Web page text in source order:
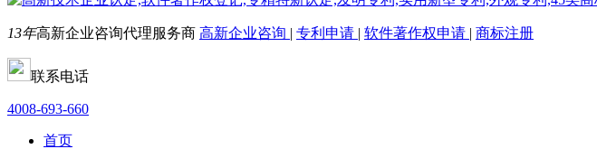
13年高新企业咨询代理服务商 高新企业咨询 | 专利申请 | 软件著作权申请 | 商标注册
联系电话
4008-693-660
首页